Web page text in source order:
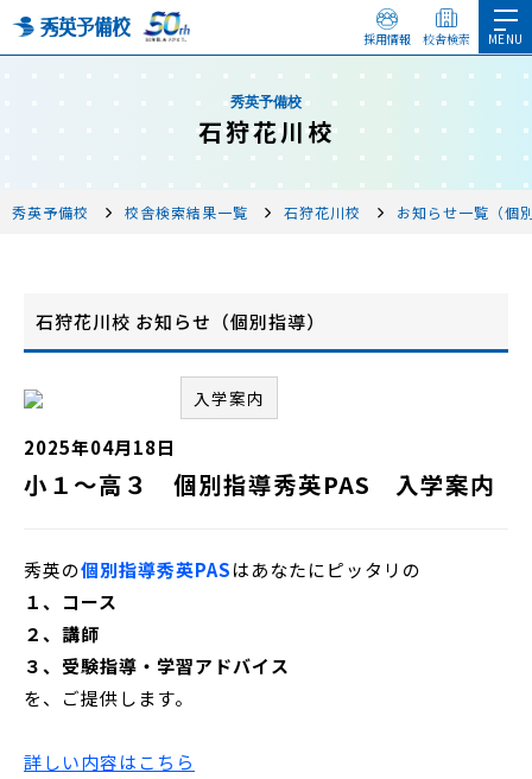
採用情報 校舎検索
秀英予備校
石狩花川校
秀英予備校 校舎検索結果一覧 石狩花川校 お知らせ一覧（個
石狩花川校 お知らせ（個別指導）
入学案内
2025年04月18日
小１～高３ 個別指導秀英PAS 入学案内
秀英の個別指導秀英PASはあなたにピッタリの
１、コース
２、講師
３、受験指導・学習アドバイス
を、ご提供します。
詳しい内容はこちら